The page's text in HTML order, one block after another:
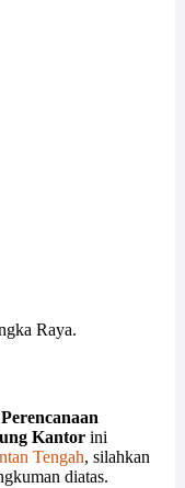
Raya.
Kantor ini
Tengah, silahkan
diatas.